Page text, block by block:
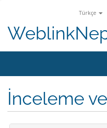
Türkçe
İnceleme